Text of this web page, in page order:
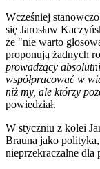
Wcześniej
się Jarosław
że "nie warto
proponują żadnych
prowadzący
współpracować w
niż my, ale którzy
powiedział.
W styczniu z kolei
Brauna jako
nieprzekraczalne